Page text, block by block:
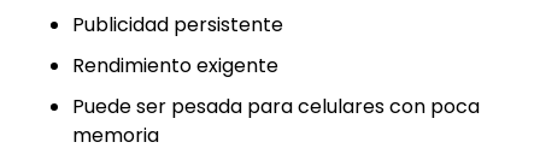
Publicidad persistente
Rendimiento exigente
Puede ser pesada para celulares con poca
memoria